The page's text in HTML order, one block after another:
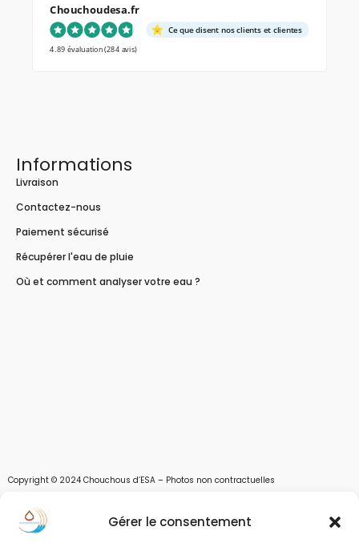
Gérer le consentement
Chouchoudesa.fr
Ce que disent nos clients et clientes
4.89 évaluation(284 avis)
Informations
Livraison
Contactez-nous
Paiement sécurisé
Récupérer l'eau de pluie
Où et comment analyser votre eau ?
Copyright © 2024 Chouchous d’ESA – Photos non contractuelles
Les chouchous d’Esa vous apportent toutes les solutions pour récupérer l’eau de
pluie, et des moyens pour stocker, filtrer, traiter et potabiliser l’eau d’un forage,